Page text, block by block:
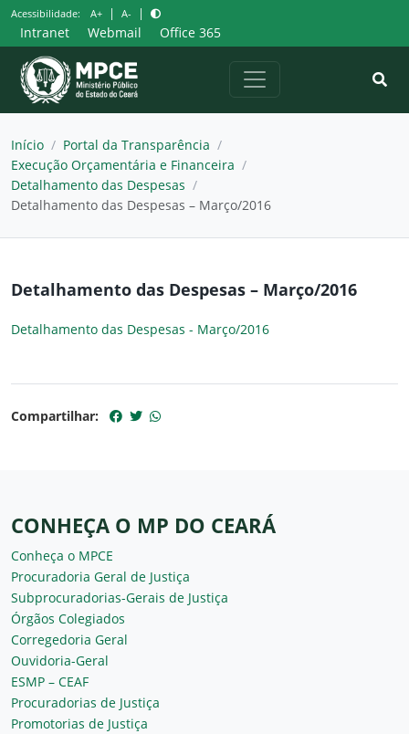
Pular
para
o
conteúdo
Acessibilidade: A+ | A- |
Intranet Webmail Office 365
Início / Portal da Transparência /
Execução Orçamentária e Financeira /
Detalhamento das Despesas /
Detalhamento das Despesas – Março/2016
Detalhamento das Despesas – Março/2016
Detalhamento das Despesas - Março/2016
Compartilhar:
CONHEÇA O MP DO CEARÁ
Conheça o MPCE
Procuradoria Geral de Justiça
Subprocuradorias-Gerais de Justiça
Órgãos Colegiados
Corregedoria Geral
Ouvidoria-Geral
ESMP – CEAF
Procuradorias de Justiça
Promotorias de Justiça